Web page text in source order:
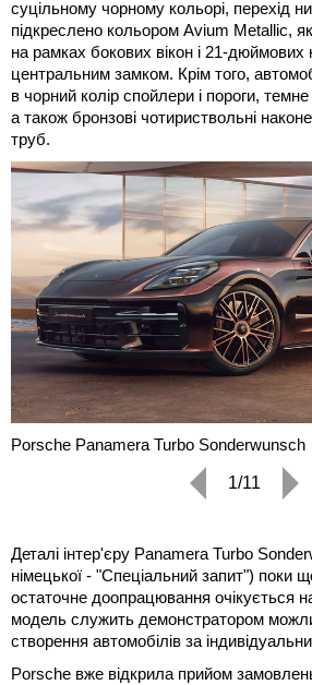
суцільному чорному кольорі, перехід
підкреслено кольором Avium Metallic,
на рамках бокових вікон і 21-дюймових
центральним замком. Крім того,
в чорний колір спойлери і пороги,
а також бронзові чотириствольні
труб.
Porsche Panamera Turbo Sonderwunsch
1/11
Деталі інтер'єру Panamera Turbo
німецької - "Спеціальний запит") поки
остаточне доопрацювання очікується
модель служить демонстратором
створення автомобілів за
Porsche вже відкрила прийом